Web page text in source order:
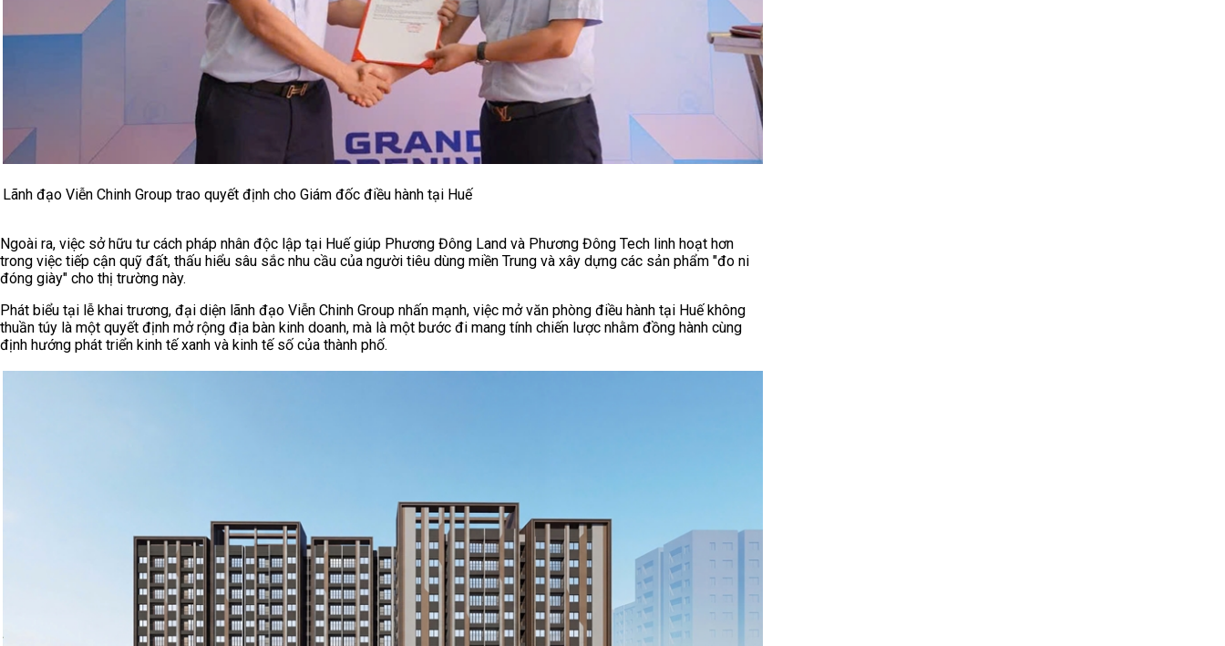
Lãnh đạo Viễn Chinh Group trao quyết định cho Giám đốc điều hành tại Huế
Ngoài ra, việc sở hữu tư cách pháp nhân độc lập tại Huế giúp Phương Đông Land và Phương Đông Tech linh hoạt hơn
trong việc tiếp cận quỹ đất, thấu hiểu sâu sắc nhu cầu của người tiêu dùng miền Trung và xây dựng các sản phẩm "đo ni
đóng giày" cho thị trường này.
Phát biểu tại lễ khai trương, đại diện lãnh đạo Viễn Chinh Group nhấn mạnh, việc mở văn phòng điều hành tại Huế không
thuần túy là một quyết định mở rộng địa bàn kinh doanh, mà là một bước đi mang tính chiến lược nhằm đồng hành cùng
định hướng phát triển kinh tế xanh và kinh tế số của thành phố.